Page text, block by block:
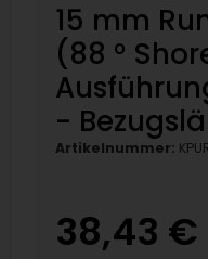
15 mm
(88 °
-
Artikelnummer:
38,43 €